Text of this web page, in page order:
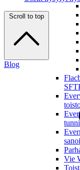
Vie
Scroll to top
Blog